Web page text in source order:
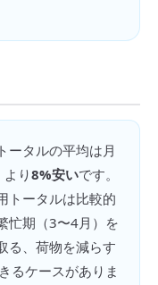
ータルの平均は月
より8%安いです。
トータルは比較的
忙期（3〜4月）を
る、荷物を減らす
るケースがありま